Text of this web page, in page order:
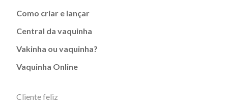
Como criar e lançar
Central da vaquinha
Vakinha ou vaquinha?
Vaquinha Online
Cliente feliz